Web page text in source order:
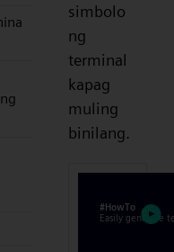
simbolo
ng
terminal
kapag
muling
binilang.